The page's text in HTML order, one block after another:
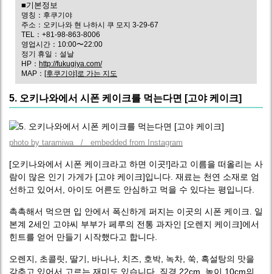
■기본정보
명칭：후쿠기야
주소：오키나와 현 나하시 쿠 모지 3-29-67
TEL：+81-98-863-8006
영업시간：10:00〜22:00
정기 휴일：설날
HP： http://fukugiya.com/
MAP： [후쿠기야]로 가는 지도
5. 오키나와에서 시폰 케이크를 먹는다면 [고야 케이크]
photo by taramiwa / embedded from Instagram
[오키나와에서 시폰 케이크라고 하면 이곳!]라고 이름을 떠올리는 사
람이 많은 인기 가게가 [고야 케이크]입니다. 재료는 천연 소재로 엄
선하고 있어서, 아이도 어른도 안심하고 먹을 수 있다는 평입니다.
촉촉해서 먹으면 입 안에서 폭신하게 퍼지는 이곳의 시폰 케이크. 일
본계 2세인 고야씨 부부가 페루의 전통 과자인 [오렌지 케이크]에서
힌트를 얻어 만들기 시작했다고 합니다.
오렌지, 초콜릿, 딸기, 바나나, 치즈, 호박, 녹차, 쑥, 흑설탕의 맛을
갖추고 있어서 고르는 재미도 있습니다. 직경 22cm, 높이 10cm의